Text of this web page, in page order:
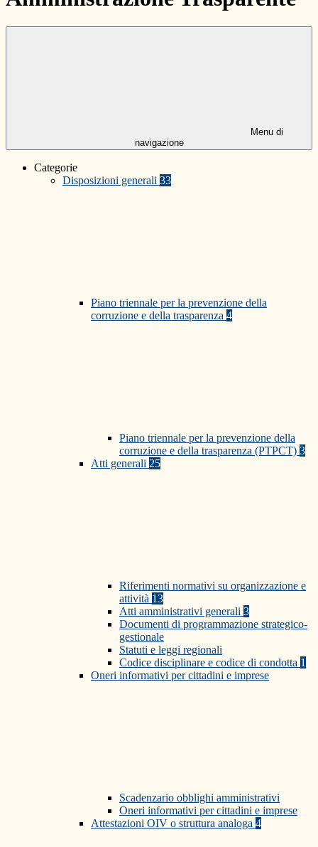
Menu di
navigazione
Categorie
Disposizioni generali 33
Piano triennale per la prevenzione della
corruzione e della trasparenza 4
Piano triennale per la prevenzione della
corruzione e della trasparenza (PTPCT) 3
Atti generali 25
Riferimenti normativi su organizzazione e
attività 13
Atti amministrativi generali 3
Documenti di programmazione strategico-
gestionale
Statuti e leggi regionali
Codice disciplinare e codice di condotta 1
Oneri informativi per cittadini e imprese
Scadenzario obblighi amministrativi
Oneri informativi per cittadini e imprese
Attestazioni OIV o struttura analoga 4